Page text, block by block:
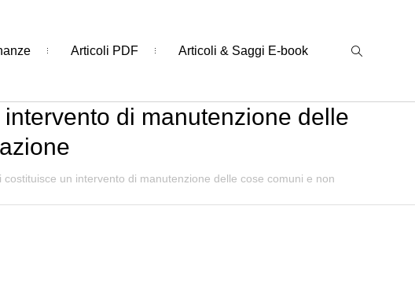
Articoli PDF Articoli & Saggi E-book
di manutenzione delle
un intervento di manutenzione delle cose comuni e non